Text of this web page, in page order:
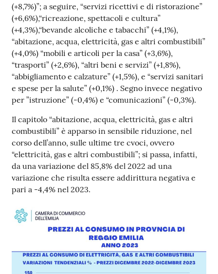
Registrati
Seguici
su
(+8,7%)”; a seguire, “servizi ricettivi e di ristorazione”
(+6,6%),“ricreazione, spettacoli e cultura”
(+4,3%),“bevande alcoliche e tabacchi” (+4,1%),
“abitazione, acqua, elettricità, gas e altri combustibili”
(+4,0%) “mobili e articoli per la casa” (+3,6%),
“trasporti” (+2,6%), “altri beni e servizi” (+1,8%),
“abbigliamento e calzature” (+1,5%), e “servizi sanitari
e spese per la salute” (+0,1%) . Segno invece negativo
per ”istruzione” (-0,4%) e “comunicazioni” (-0,3%).
Il capitolo “abitazione, acqua, elettricità, gas e altri
combustibili” è apparso in sensibile riduzione, nel
corso dell’anno, sulle ultime tre cvoci, ovvero
“elettricità, gas e altri combustibili”; si passa, infatti,
da una variazione del 85,8% del 2022 ad una
variazione che risulta essere addirittura negativa e
pari a -4,4% nel 2023.